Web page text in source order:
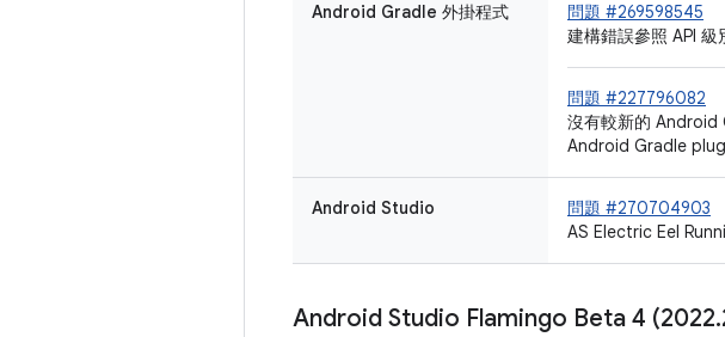
Android Gradle 外掛程式
問題 #269598545
建構錯誤參照 API
問題 #227796082
沒有較新的 Android
Android Gradle
Android Studio
問題 #270704903
AS Electric Eel
Android Studio Flamingo Beta 4 (2022.